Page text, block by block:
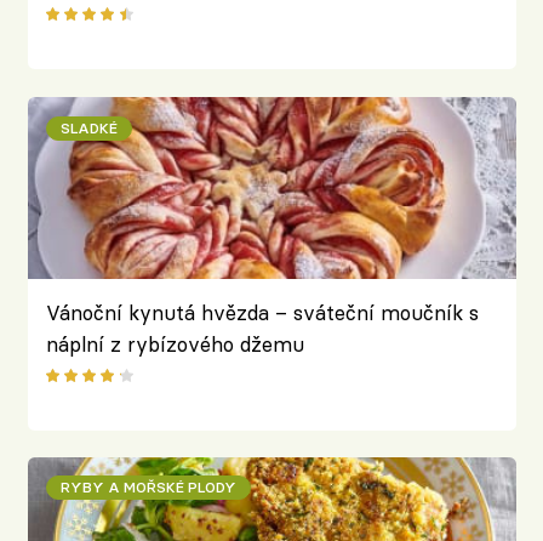
SLADKÉ
Vánoční kynutá hvězda – sváteční moučník s
náplní z rybízového džemu
RYBY A MOŘSKÉ PLODY